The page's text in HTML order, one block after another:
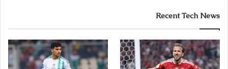
Recent Tech News